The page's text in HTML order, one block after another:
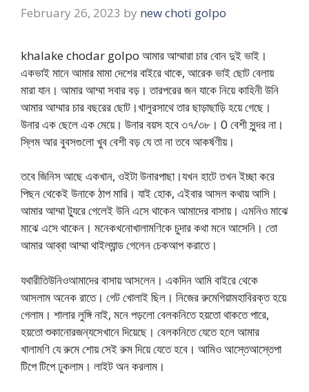
February 26, 2023 by new choti golpo
khalake chodar golpo আমার আম্মারা চার বোন দুই ভাই।
একভাই মানে আমার মামা দেশের বাইরে থাকে, আরেক ভাই ছোট বেলায়
মারা যান। আমার আম্মা সবার বড়। তারপরের জন যাকে নিয়ে কাহিনী উনি
আমার আম্মার চার বছরের ছোট।খালুরসাথে তার ছাড়াছাড়ি হয়ে গেছে।
উনার এক ছেলে এক মেয়ে। উনার বয়স হবে ৩৭/৩৮। 0 বেশী সুন্দর না।
স্লিম আর বুবসগুলো খুব বেশী বড় যে তা না তবে আকর্ষণীয়।
তবে জিনিস আছে একখান, ওইটা উনারপাছা।যখন হাটে তখন ইচ্ছা করে
পিছন থেকেই উনাকে ঠাপ মারি। যাই হোক, এইবার আসল কথায় আসি।
আমার আম্মা ট্যুরে গেলেই উনি এসে থাকেন আমাদের বাসায়। এমনিও মাঝে
মাঝে এসে থাকেন। মনেকখনোখালামণিকে চুদার কথা মনে আসেনি। তো
আমার আব্বা আম্মা থাইল্যান্ড গেলেন চেকআপ করাতে।
যথারীতিউনিওআমাদের বাসায় আসলেন। একদিন আমি বাইরে থেকে
আসলাম অনেক রাতে। গেট খোলাই ছিল। নিজের রুমেগিয়ামহাবিরক্ত হয়ে
গেলাম। শালার লুঙ্গি নাই, মনে পড়লো বেলকনিতে হয়তো থাকতে পারে,
হয়তো শুকানোরজন্যসেখানে দিয়েছে। বেলকনিতে যেতে হলে আমার
খালামণি যে রুমে শোয় সেই রুম দিয়ে যেতে হবে। আমিও আস্তেআস্তেপা
টিপে টিপে ঢুকলাম। লাইট অন করলাম।